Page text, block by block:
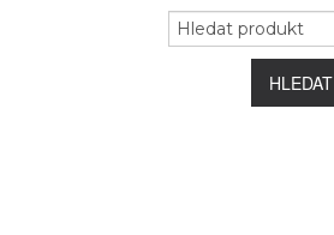
HLEDAT